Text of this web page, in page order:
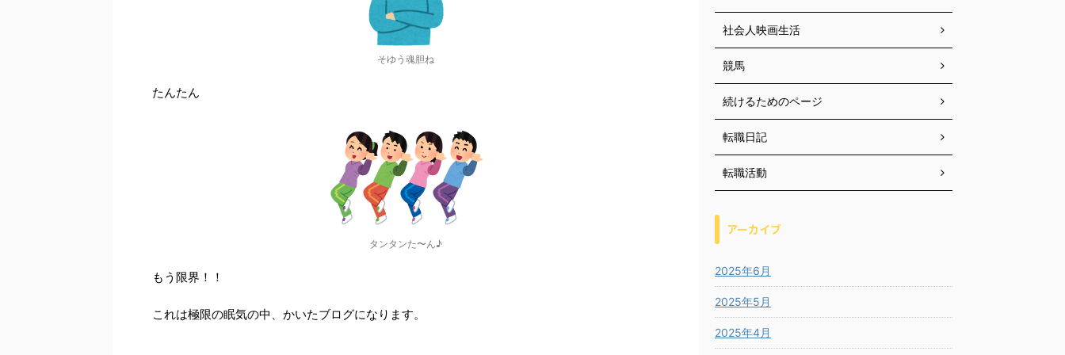
そゆう魂胆ね
たんたん
タンタンた〜ん♪
もう限界！！
これは極限の眠気の中、かいたブログになります。
社会人映画生活
競馬
続けるためのページ
転職日記
転職活動
アーカイブ
2025年6月
2025年5月
2025年4月